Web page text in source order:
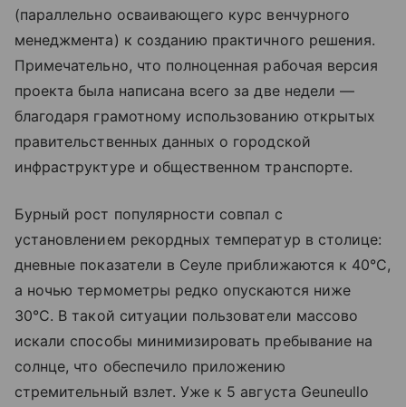
(параллельно осваивающего курс венчурного
менеджмента) к созданию практичного решения.
Примечательно, что полноценная рабочая версия
проекта была написана всего за две недели —
благодаря грамотному использованию открытых
правительственных данных о городской
инфраструктуре и общественном транспорте.
Бурный рост популярности совпал с
установлением рекордных температур в столице:
дневные показатели в Сеуле приближаются к 40°C,
а ночью термометры редко опускаются ниже
30°C. В такой ситуации пользователи массово
искали способы минимизировать пребывание на
солнце, что обеспечило приложению
стремительный взлет. Уже к 5 августа Geuneullo